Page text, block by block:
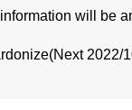
will be
2022/